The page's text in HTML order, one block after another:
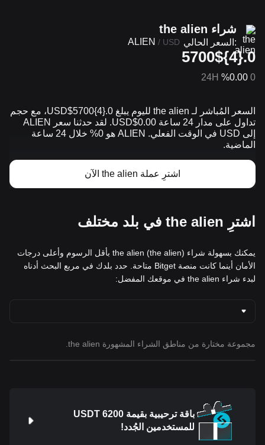
شراء the alien
ALIEN / USD السعر الحالي:
0.{4}5700$
0
%0.00
24H
السعر المُباشر لـ the alien لليوم يبلغ 0.{​4}5700$USD، مع حجم
تداول على مدار 24 ساعة 0.00$USD. لقد حدثنا سعر ALIEN
إلى USD في الوقت الفعلي. ALIEN هو 0% خلال 24 ساعة
الماضية.
اشترِ عملة the alien الآن
اشترِ the alien في بلد مختلف
يمكنك بسهولة شراء the alien (the alien) بأقل الرسوم وأعلى درجات
الأمان أينما كانت منصة Bitget متاحة. حدد بلدك في مربع البحث أدناه
لبدء شراء the alien في موقعك المفضل:
مجموعة مختارة من مناطق الشراء المشهورة the alien.
باقة ترحيبية بقيمة 6200 USDT
للمستخدمين الجُدد!